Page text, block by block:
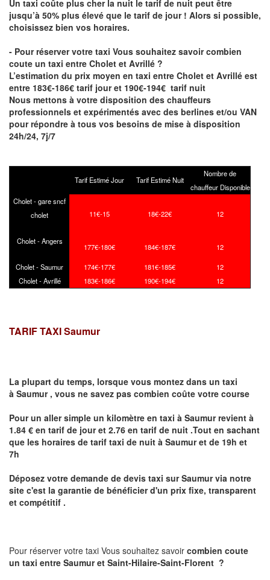
Un taxi coûte plus cher la nuit le tarif de nuit peut être
jusqu’à 50% plus élevé que le tarif de jour ! Alors si possible,
choisissez bien vos horaires.
- Pour réserver votre taxi Vous souhaitez savoircombien
coute un taxi entre Cholet et Avrillé ?
L’estimation du prix moyen en taxi entre Cholet et Avrillé est
entre 183€-186€ tarif jour et 190€-194€ tarif nuit
Nous mettons à votre disposition des chauffeurs
professionnels et expérimentés avec des berlines et/ou VAN
pour répondre à tous vos besoins de mise à disposition
24h/24, 7j/7
Tarif Estimé Jour Tarif Estimé Nuit
Nombre de
chauffeur Disponible
Cholet - gare sncf
cholet
11€-15 18€-22€ 12
Cholet - Angers
177€-180€ 184€-187€ 12
Cholet - Saumur 174€-177€ 181€-185€
12
Cholet - Avrillé
183€-186€ 190€-194€ 12
TARIF TAXI Saumur
La plupart du temps, lorsque vous montez dans un taxi
à Saumur, vous ne savez pas combien coûte votre course
Pour un aller simple un kilomètre en taxi à Saumurrevient à
1.84 € en tarif de jour et 2.76 en tarif de nuit .Tout en sachant
que les horaires de tarif taxi de nuit à Saumuret de 19h et
7h
Déposez votre demande de devis taxi surSaumur via notre
site c'est la garantie de bénéficier d'un prix fixe, transparent
et compétitif .
Pour réserver votre taxi Vous souhaitez savoir combien coute
un taxi entre Saumur et Saint-Hilaire-Saint-Florent ?